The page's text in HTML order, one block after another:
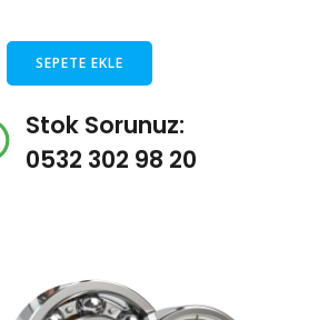
SEPETE EKLE
Stok Sorunuz:
0532 302 98 20